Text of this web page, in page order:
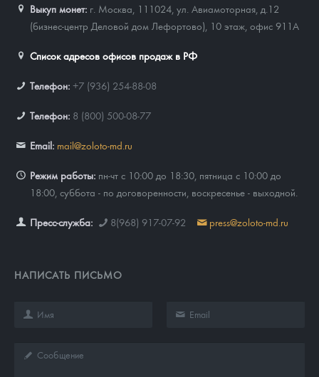
Выкуп монет: г. Москва, 111024, ул. Авиамоторная, д.12
(бизнес-центр Деловой дом Лефортово), 10 этаж, офис 911А
Список адресов офисов продаж в РФ
Телефон: +7 (936) 254-88-08
Телефон: 8 (800) 500-08-77
Email: mail@zoloto-md.ru
Режим работы: пн-чт с 10:00 до 18:30, пятница с 10:00 до
18:00, суббота - по договоренности, воскресенье - выходной.
Пресс-служба: 8(968) 917-07-92 press@zoloto-md.ru
НАПИСАТЬ ПИСЬМО